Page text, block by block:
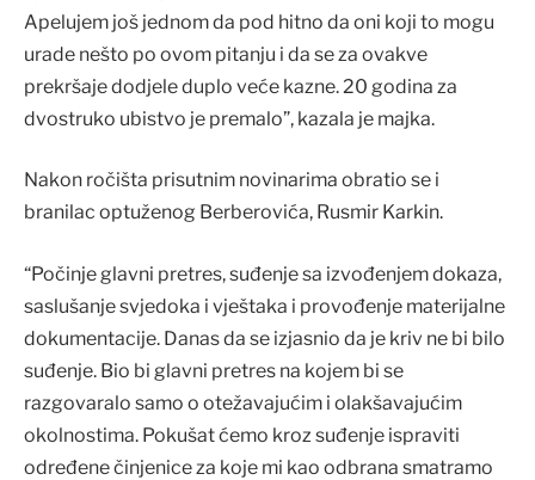
Apelujem još jednom da pod hitno da oni koji to mogu
urade nešto po ovom pitanju i da se za ovakve
prekršaje dodjele duplo veće kazne. 20 godina za
dvostruko ubistvo je premalo”, kazala je majka.
Nakon ročišta prisutnim novinarima obratio se i
branilac optuženog Berberovića, Rusmir Karkin.
“Počinje glavni pretres, suđenje sa izvođenjem dokaza,
saslušanje svjedoka i vještaka i provođenje materijalne
dokumentacije. Danas da se izjasnio da je kriv ne bi bilo
suđenje. Bio bi glavni pretres na kojem bi se
razgovaralo samo o otežavajućim i olakšavajućim
okolnostima. Pokušat ćemo kroz suđenje ispraviti
određene činjenice za koje mi kao odbrana smatramo